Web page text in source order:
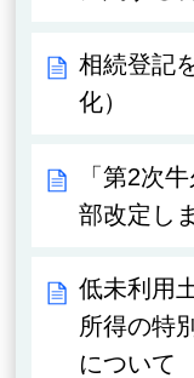
相続登記
化）
「第2次
部改定し
低未利用
所得の特
について